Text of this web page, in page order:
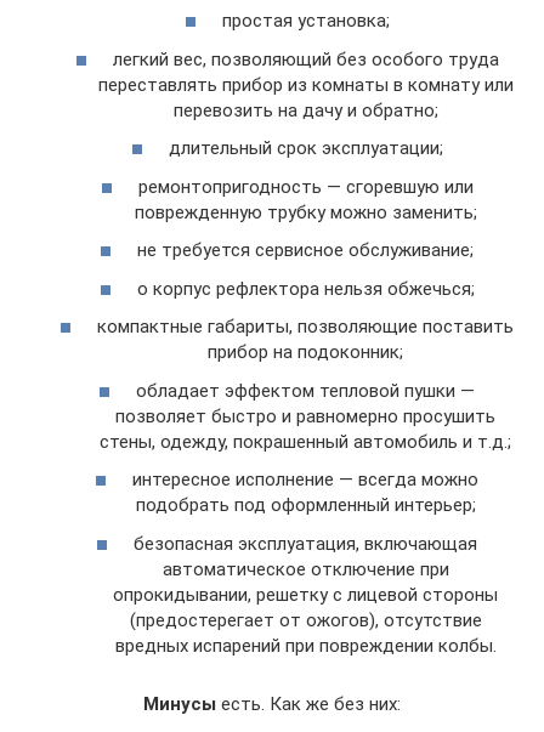
простая установка;
легкий вес, позволяющий без особого труда
переставлять прибор из комнаты в комнату или
перевозить на дачу и обратно;
длительный срок эксплуатации;
ремонтопригодность — сгоревшую или
поврежденную трубку можно заменить;
не требуется сервисное обслуживание;
о корпус рефлектора нельзя обжечься;
компактные габариты, позволяющие поставить
прибор на подоконник;
обладает эффектом тепловой пушки —
позволяет быстро и равномерно просушить
стены, одежду, покрашенный автомобиль и т.д.;
интересное исполнение — всегда можно
подобрать под оформленный интерьер;
безопасная эксплуатация, включающая
автоматическое отключение при
опрокидывании, решетку с лицевой стороны
(предостерегает от ожогов), отсутствие
вредных испарений при повреждении колбы.
Минусы есть. Как же без них: